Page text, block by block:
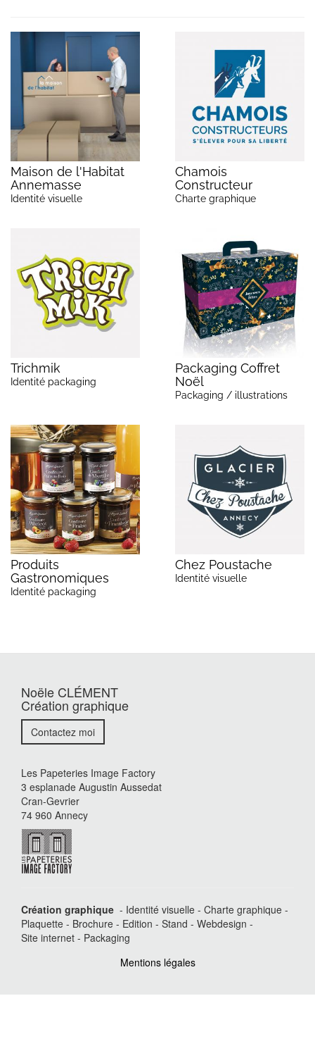
Maison de l'Habitat
Annemasse
Identité visuelle
Chamois
Constructeur
Charte graphique
Trichmik
Identité packaging
Packaging Coffret
Noël
Packaging / illustrations
Produits
Gastronomiques
Identité packaging
Chez Poustache
Identité visuelle
Noële CLÉMENT
Création graphique
Contactez moi
Les Papeteries Image Factory
3 esplanade Augustin Aussedat
Cran-Gevrier
74 960 Annecy
Création graphique - Identité visuelle - Charte graphique -
Plaquette - Brochure - Edition - Stand - Webdesign -
Site internet - Packaging
Mentions légales